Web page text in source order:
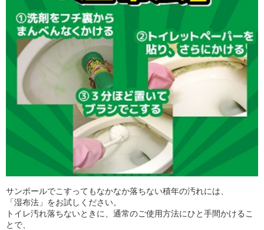
サンポールでこすってもなかなか落ちない積年の汚れには、
「湿布法」をお試しください。
トイレ汚れ落ちないときに、通常のご使用方法にひと手間かけるこ
とで、